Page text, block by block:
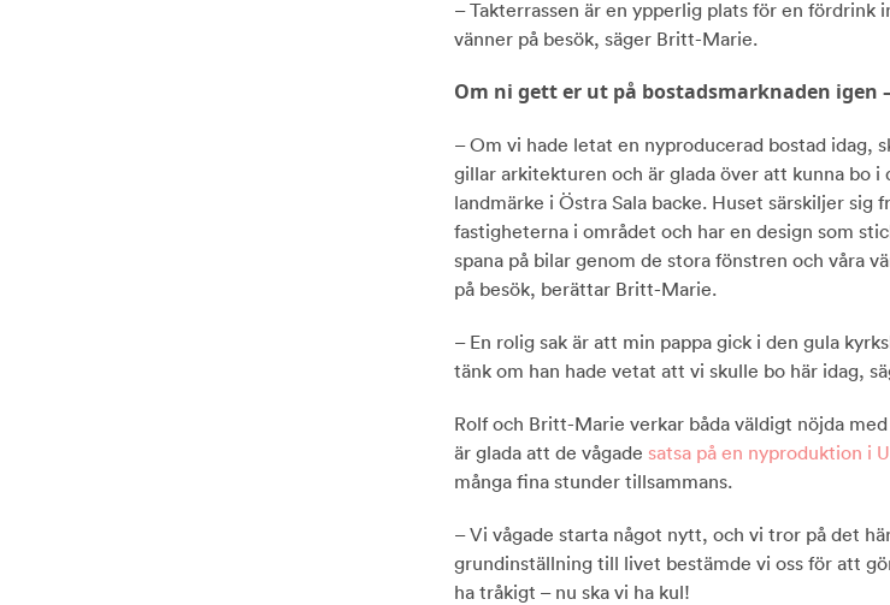
– Takterrassen är en ypperlig plats för en fördrink
vänner på besök, säger Britt-Marie.
Om ni gett er ut på bostadsmarknaden igen
– Om vi hade letat en nyproducerad bostad idag,
gillar arkitekturen och är glada över att kunna bo
landmärke i Östra Sala backe. Huset särskiljer sig
fastigheterna i området och har en design som
spana på bilar genom de stora fönstren och våra
på besök, berättar Britt-Marie.
– En rolig sak är att min pappa gick i den gula
tänk om han hade vetat att vi skulle bo här idag,
Rolf och Britt-Marie verkar båda väldigt nöjda
är glada att de vågade satsa på en nyproduktion i
många fina stunder tillsammans.
– Vi vågade starta något nytt, och vi tror på det
grundinställning till livet bestämde vi oss för att
ha tråkigt – nu ska vi ha kul!